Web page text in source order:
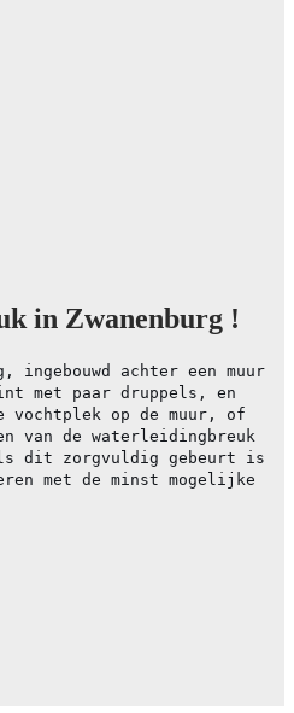
in Zwanenburg !
ingebouwd achter een muur
met paar druppels, en
vochtplek op de muur, of
van de waterleidingbreuk
dit zorgvuldig gebeurt is
met de minst mogelijke